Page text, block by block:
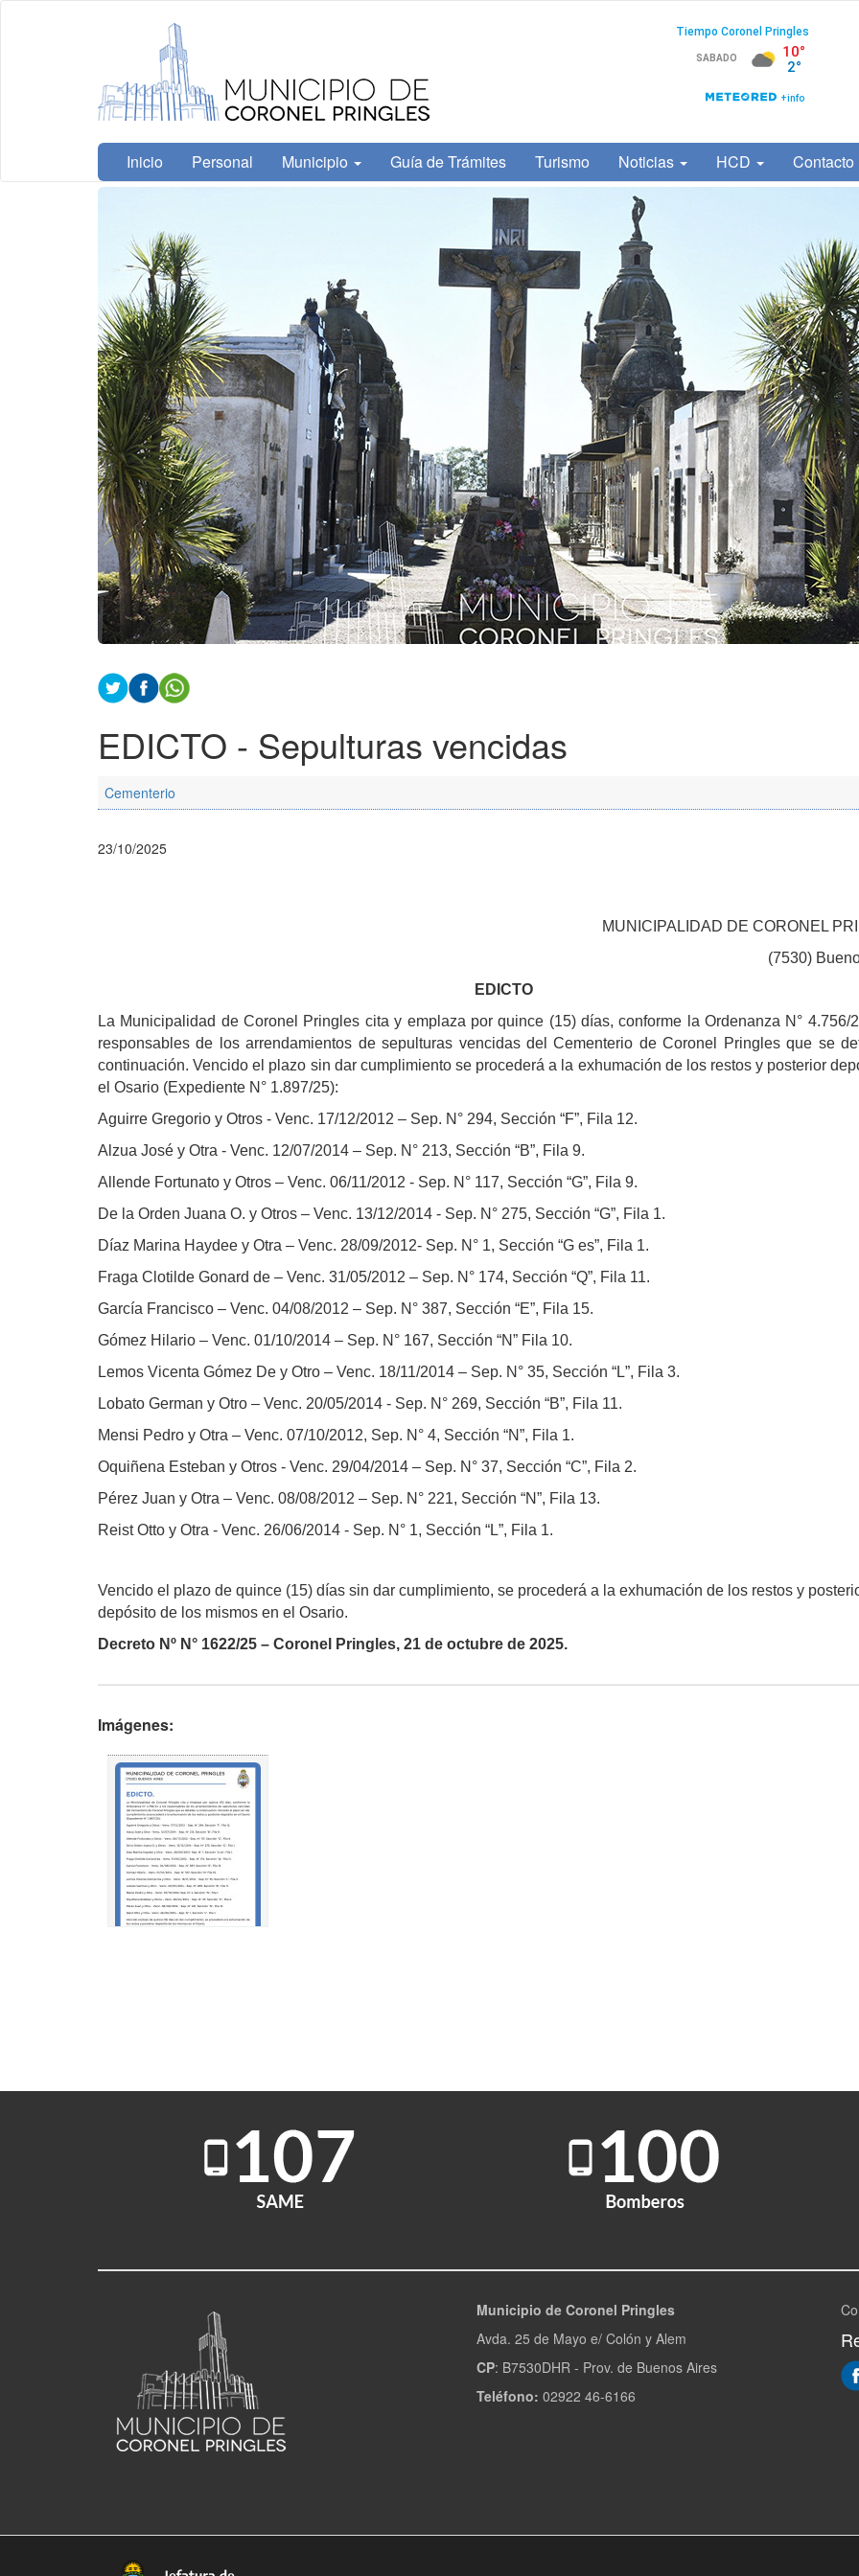
Municipalidad
de Coronel
Inicio Personal Municipio Guía de Trámites Turismo Noticias HCD Contacto
principal
EDICTO - Sepulturas vencidas
Cementerio
23/10/2025
MUNICIPALIDAD DE CORONEL
(7530)
EDICTO
La Municipalidad de Coronel Pringles cita y emplaza por quince (15) días, conforme la Ordenanza N° 4.756/
responsables de los arrendamientos de sepulturas vencidas del Cementerio de Coronel Pringles que se
continuación. Vencido el plazo sin dar cumplimiento se procederá a la exhumación de los restos y posterior
el Osario (Expediente N° 1.897/25):
Aguirre Gregorio y Otros - Venc. 17/12/2012 – Sep. N° 294, Sección “F”, Fila 12.
Alzua José y Otra - Venc. 12/07/2014 – Sep. N° 213, Sección “B”, Fila 9.
Allende Fortunato y Otros – Venc. 06/11/2012 - Sep. N° 117, Sección “G”, Fila 9.
De la Orden Juana O. y Otros – Venc. 13/12/2014 - Sep. N° 275, Sección “G”, Fila 1.
Díaz Marina Haydee y Otra – Venc. 28/09/2012- Sep. N° 1, Sección “G es”, Fila 1.
Fraga Clotilde Gonard de – Venc. 31/05/2012 – Sep. N° 174, Sección “Q”, Fila 11.
García Francisco – Venc. 04/08/2012 – Sep. N° 387, Sección “E”, Fila 15.
Gómez Hilario – Venc. 01/10/2014 – Sep. N° 167, Sección “N” Fila 10.
Lemos Vicenta Gómez De y Otro – Venc. 18/11/2014 – Sep. N° 35, Sección “L”, Fila 3.
Lobato German y Otro – Venc. 20/05/2014 - Sep. N° 269, Sección “B”, Fila 11.
Mensi Pedro y Otra – Venc. 07/10/2012, Sep. N° 4, Sección “N”, Fila 1.
Oquiñena Esteban y Otros - Venc. 29/04/2014 – Sep. N° 37, Sección “C”, Fila 2.
Pérez Juan y Otra – Venc. 08/08/2012 – Sep. N° 221, Sección “N”, Fila 13.
Reist Otto y Otra - Venc. 26/06/2014 - Sep. N° 1, Sección “L”, Fila 1.
Vencido el plazo de quince (15) días sin dar cumplimiento, se procederá a la exhumación de los restos y
depósito de los mismos en el Osario.
Decreto Nº N° 1622/25 – Coronel Pringles, 21 de octubre de 2025.
Imágenes:
Municipio de Coronel Pringles
Avda. 25 de Mayo e/ Colón y Alem
CP: B7530DHR - Prov. de Buenos Aires
Teléfono: 02922 46-6166